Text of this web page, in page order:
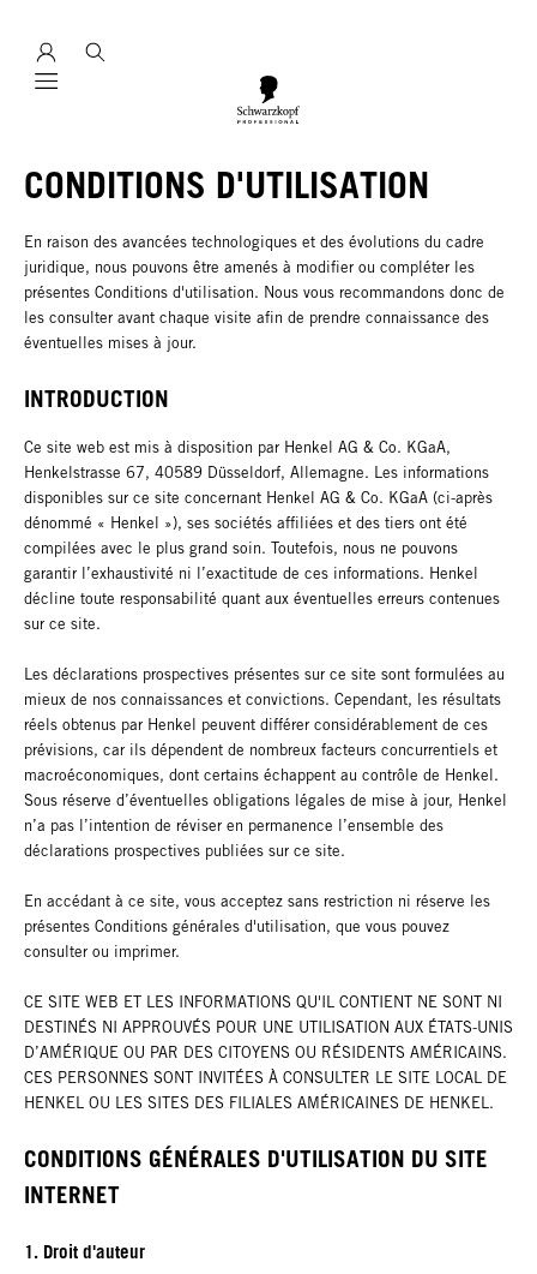
Mobile navigation
CONDITIONS D'UTILISATION
En raison des avancées technologiques et des évolutions du cadre
juridique, nous pouvons être amenés à modifier ou compléter les
présentes Conditions d'utilisation. Nous vous recommandons donc de
les consulter avant chaque visite afin de prendre connaissance des
éventuelles mises à jour.
INTRODUCTION
Ce site web est mis à disposition par Henkel AG & Co. KGaA,
Henkelstrasse 67, 40589 Düsseldorf, Allemagne. Les informations
disponibles sur ce site concernant Henkel AG & Co. KGaA (ci-après
dénommé « Henkel »), ses sociétés affiliées et des tiers ont été
compilées avec le plus grand soin. Toutefois, nous ne pouvons
garantir l’exhaustivité ni l’exactitude de ces informations. Henkel
décline toute responsabilité quant aux éventuelles erreurs contenues
sur ce site.
Les déclarations prospectives présentes sur ce site sont formulées au
mieux de nos connaissances et convictions. Cependant, les résultats
réels obtenus par Henkel peuvent différer considérablement de ces
prévisions, car ils dépendent de nombreux facteurs concurrentiels et
macroéconomiques, dont certains échappent au contrôle de Henkel.
Sous réserve d’éventuelles obligations légales de mise à jour, Henkel
n’a pas l’intention de réviser en permanence l’ensemble des
déclarations prospectives publiées sur ce site.
En accédant à ce site, vous acceptez sans restriction ni réserve les
présentes Conditions générales d'utilisation, que vous pouvez
consulter ou imprimer.
CE SITE WEB ET LES INFORMATIONS QU'IL CONTIENT NE SONT NI
DESTINÉS NI APPROUVÉS POUR UNE UTILISATION AUX ÉTATS-UNIS
D’AMÉRIQUE OU PAR DES CITOYENS OU RÉSIDENTS AMÉRICAINS.
CES PERSONNES SONT INVITÉES À CONSULTER LE SITE LOCAL DE
HENKEL OU LES SITES DES FILIALES AMÉRICAINES DE HENKEL.
CONDITIONS GÉNÉRALES D'UTILISATION DU SITE
INTERNET
1. Droit d'auteur